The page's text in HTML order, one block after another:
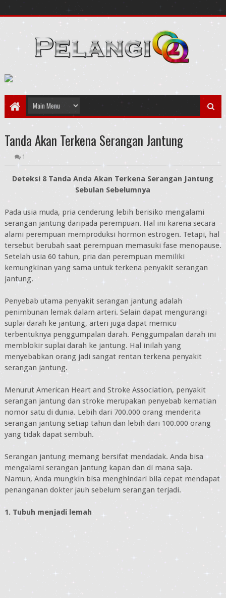
Tanda Akan Terkena Serangan Jantung
1
Deteksi 8 Tanda Anda Akan Terkena Serangan Jantung
Sebulan Sebelumnya
Pada usia muda, pria cenderung lebih berisiko mengalami
serangan jantung daripada perempuan. Hal ini karena secara
alami perempuan memproduksi hormon estrogen. Tetapi, hal
tersebut berubah saat perempuan memasuki fase menopause.
Setelah usia 60 tahun, pria dan perempuan memiliki
kemungkinan yang sama untuk terkena penyakit serangan
jantung.
Penyebab utama penyakit serangan jantung adalah
penimbunan lemak dalam arteri. Selain dapat mengurangi
suplai darah ke jantung, arteri juga dapat memicu
terbentuknya penggumpalan darah. Penggumpalan darah ini
memblokir suplai darah ke jantung. Hal inilah yang
menyebabkan orang jadi sangat rentan terkena penyakit
serangan jantung.
Menurut American Heart and Stroke Association, penyakit
serangan jantung dan stroke merupakan penyebab kematian
nomor satu di dunia. Lebih dari 700.000 orang menderita
serangan jantung setiap tahun dan lebih dari 100.000 orang
yang tidak dapat sembuh.
Serangan jantung memang bersifat mendadak. Anda bisa
mengalami serangan jantung kapan dan di mana saja.
Namun, Anda mungkin bisa menghindari bila cepat mendapat
penanganan dokter jauh sebelum serangan terjadi.
1. Tubuh menjadi lemah